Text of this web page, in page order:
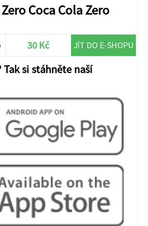
Coca Cola Zero
30 Kč JÍT DO E-SHOPU
Tak si stáhněte naší